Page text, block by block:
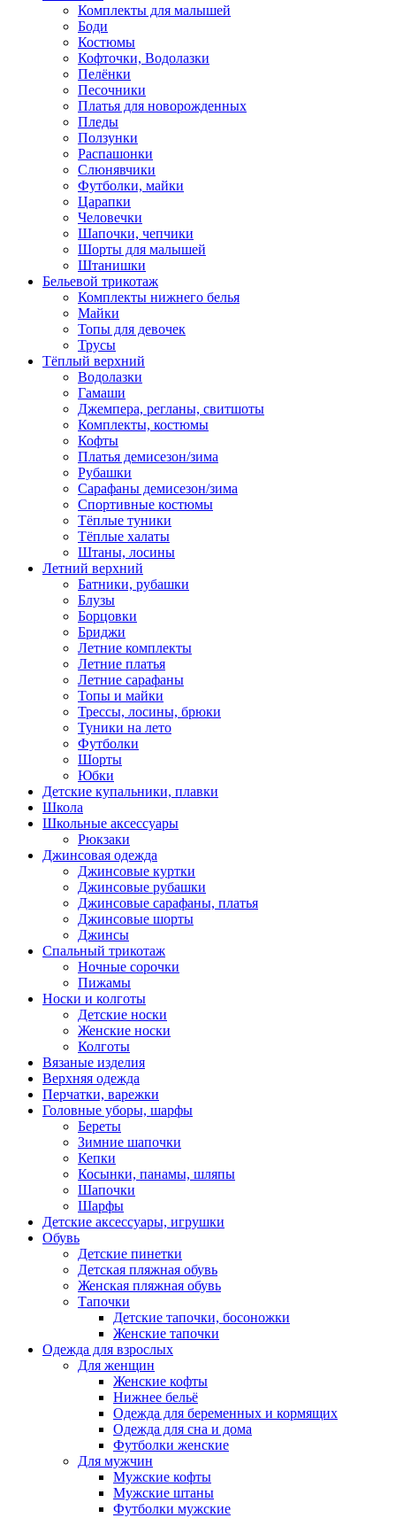
Комплекты для малышей
Боди
Костюмы
Кофточки, Водолазки
Пелёнки
Песочники
Платья для новорожденных
Пледы
Ползунки
Распашонки
Слюнявчики
Футболки, майки
Царапки
Человечки
Шапочки, чепчики
Шорты для малышей
Штанишки
Бельевой трикотаж
Комплекты нижнего белья
Майки
Топы для девочек
Трусы
Тёплый верхний
Водолазки
Гамаши
Джемпера, регланы, свитшоты
Комплекты, костюмы
Кофты
Платья демисезон/зима
Рубашки
Сарафаны демисезон/зима
Спортивные костюмы
Тёплые туники
Тёплые халаты
Штаны, лосины
Летний верхний
Батники, рубашки
Блузы
Борцовки
Бриджи
Летние комплекты
Летние платья
Летние сарафаны
Топы и майки
Трессы, лосины, брюки
Туники на лето
Футболки
Шорты
Юбки
Детские купальники, плавки
Школа
Школьные аксессуары
Рюкзаки
Джинсовая одежда
Джинсовые куртки
Джинсовые рубашки
Джинсовые сарафаны, платья
Джинсовые шорты
Джинсы
Спальный трикотаж
Ночные сорочки
Пижамы
Носки и колготы
Детские носки
Женские носки
Колготы
Вязаные изделия
Верхняя одежда
Перчатки, варежки
Головные уборы, шарфы
Береты
Зимние шапочки
Кепки
Косынки, панамы, шляпы
Шапочки
Шарфы
Детские аксессуары, игрушки
Обувь
Детские пинетки
Детская пляжная обувь
Женская пляжная обувь
Тапочки
Детские тапочки, босоножки
Женские тапочки
Одежда для взрослых
Для женщин
Женские кофты
Нижнее бельё
Одежда для беременных и кормящих
Одежда для сна и дома
Футболки женские
Для мужчин
Мужские кофты
Мужские штаны
Футболки мужские